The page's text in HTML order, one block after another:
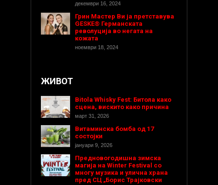
декември 16, 2024
Грин Мастер Ви ја претставува
GESKE® Германската
револуција во негата на
кожата
ноември 18, 2024
ЖИВОТ
Bitola Whisky Fest: Битола како
сцена, вискито како причина
март 31, 2026
Витаминска бомба од 17
состојки
јануари 9, 2026
Предновогодишнa зимска
магија на Winter Festival со
многу музика и улична храна
пред СЦ „Борис Трајковски